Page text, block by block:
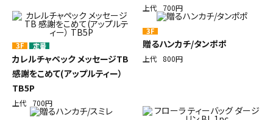
上代 700円
3F 定番
カレルチャペック メッセージTB
感謝をこめて(アップルティー）
TB5P
上代 700円
3F
贈るハンカチ/タンポポ
上代 800円